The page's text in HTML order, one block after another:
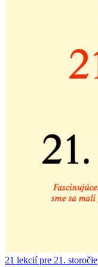
21 lekcií pre 21. storočie